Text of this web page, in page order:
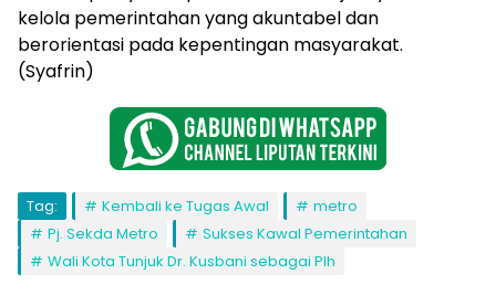
kelola pemerintahan yang akuntabel dan
berorientasi pada kepentingan masyarakat.
(Syafrin)
Tag: Kembali ke Tugas Awal
metro
Pj. Sekda Metro
Sukses Kawal Pemerintahan
Wali Kota Tunjuk Dr. Kusbani sebagai Plh